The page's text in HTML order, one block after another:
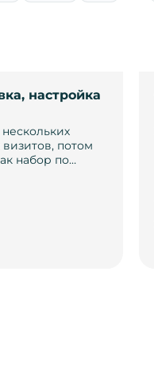
настройка
визитов, потом
набор по…